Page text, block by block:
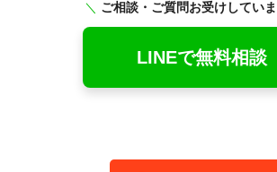
＼ ご相談・ご質問お受けしていま
LINEで無料相談